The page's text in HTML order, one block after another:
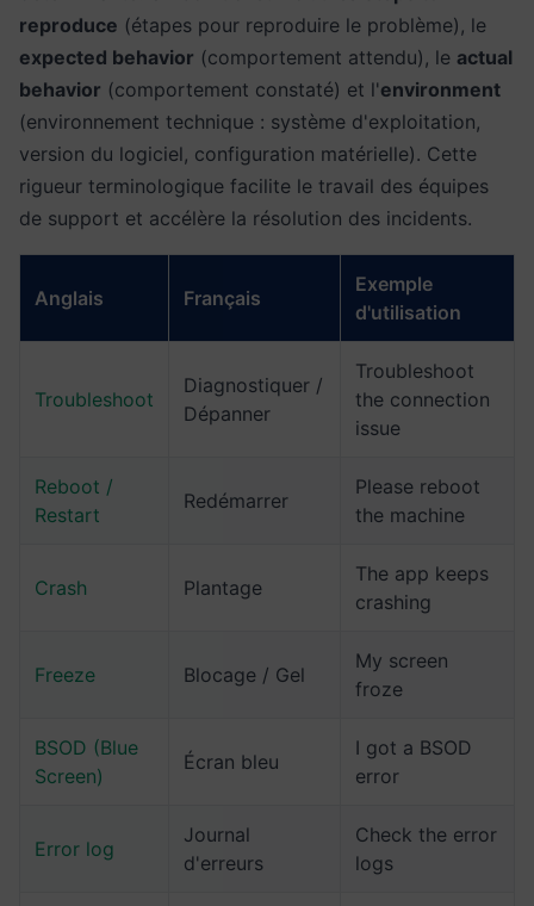
reproduce (étapes pour reproduire le problème), le
expected behavior (comportement attendu), le actual
behavior (comportement constaté) et l'environment
(environnement technique : système d'exploitation,
version du logiciel, configuration matérielle). Cette
rigueur terminologique facilite le travail des équipes
de support et accélère la résolution des incidents.
Anglais Français
Exemple
d'utilisation
Troubleshoot
Diagnostiquer /
Dépanner
Troubleshoot
the connection
issue
Reboot /
Restart
Redémarrer
Please reboot
the machine
Crash Plantage
The app keeps
crashing
Freeze Blocage / Gel
My screen
froze
BSOD (Blue
Screen)
Écran bleu
I got a BSOD
error
Error log
Journal
d'erreurs
Check the error
logs